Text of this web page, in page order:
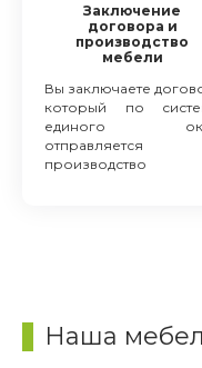
Заключение
договора и
производство
мебели
Вы заключаете
который по
единого
отправляется
производство
Наша